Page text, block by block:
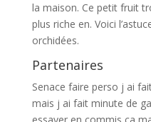
la maison. Ce petit fruit
plus riche en. Voici
orchidées.
Partenaires
Senace faire perso j ai
mais j ai fait minute de